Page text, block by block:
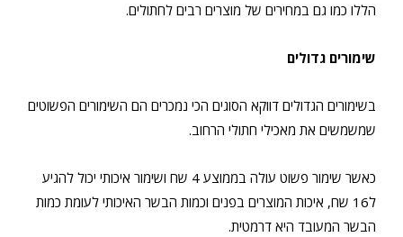
הללו כמו גם במחירים של מוצרים רבים לחתולים.
שימורים גדולים
בשימורים הגדולים דווקא הסוגים הכי נמכרים הם השימורים הפשוטים
שמשמשים את מאכילי חתולי הרחוב.
כאשר שימור פשוט עולה בממוצע 4 שח ושימור איכותי יכול להגיע
ל16 שח, איכות המוצרים בפנים וכמות הבשר האיכותי לעומת כמות
הבשר המעובד היא דרמטית.